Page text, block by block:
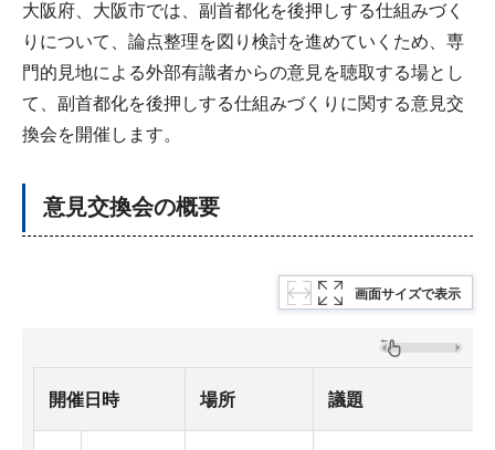
大阪府、大阪市では、副首都化を後押しする仕組みづく
りについて、論点整理を図り検討を進めていくため、専
門的見地による外部有識者からの意見を聴取する場とし
て、副首都化を後押しする仕組みづくりに関する意見交
換会を開催します。
意見交換会の概要
画面サイズで表示
開催日時 場所 議題